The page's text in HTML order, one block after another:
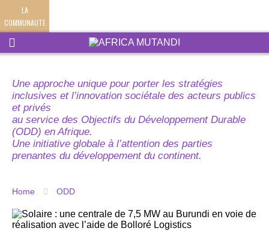
LA
COMMUNAUTE
Une approche unique pour porter les stratégies
inclusives et l’innovation sociétale des acteurs publics
et privés
au service des Objectifs du Développement Durable
(ODD) en Afrique.
Une initiative globale à l’attention des parties
prenantes du développement du continent.
Home ODD